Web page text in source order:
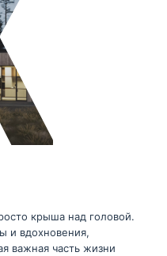
крыша над головой.
и вдохновения,
важная часть жизни